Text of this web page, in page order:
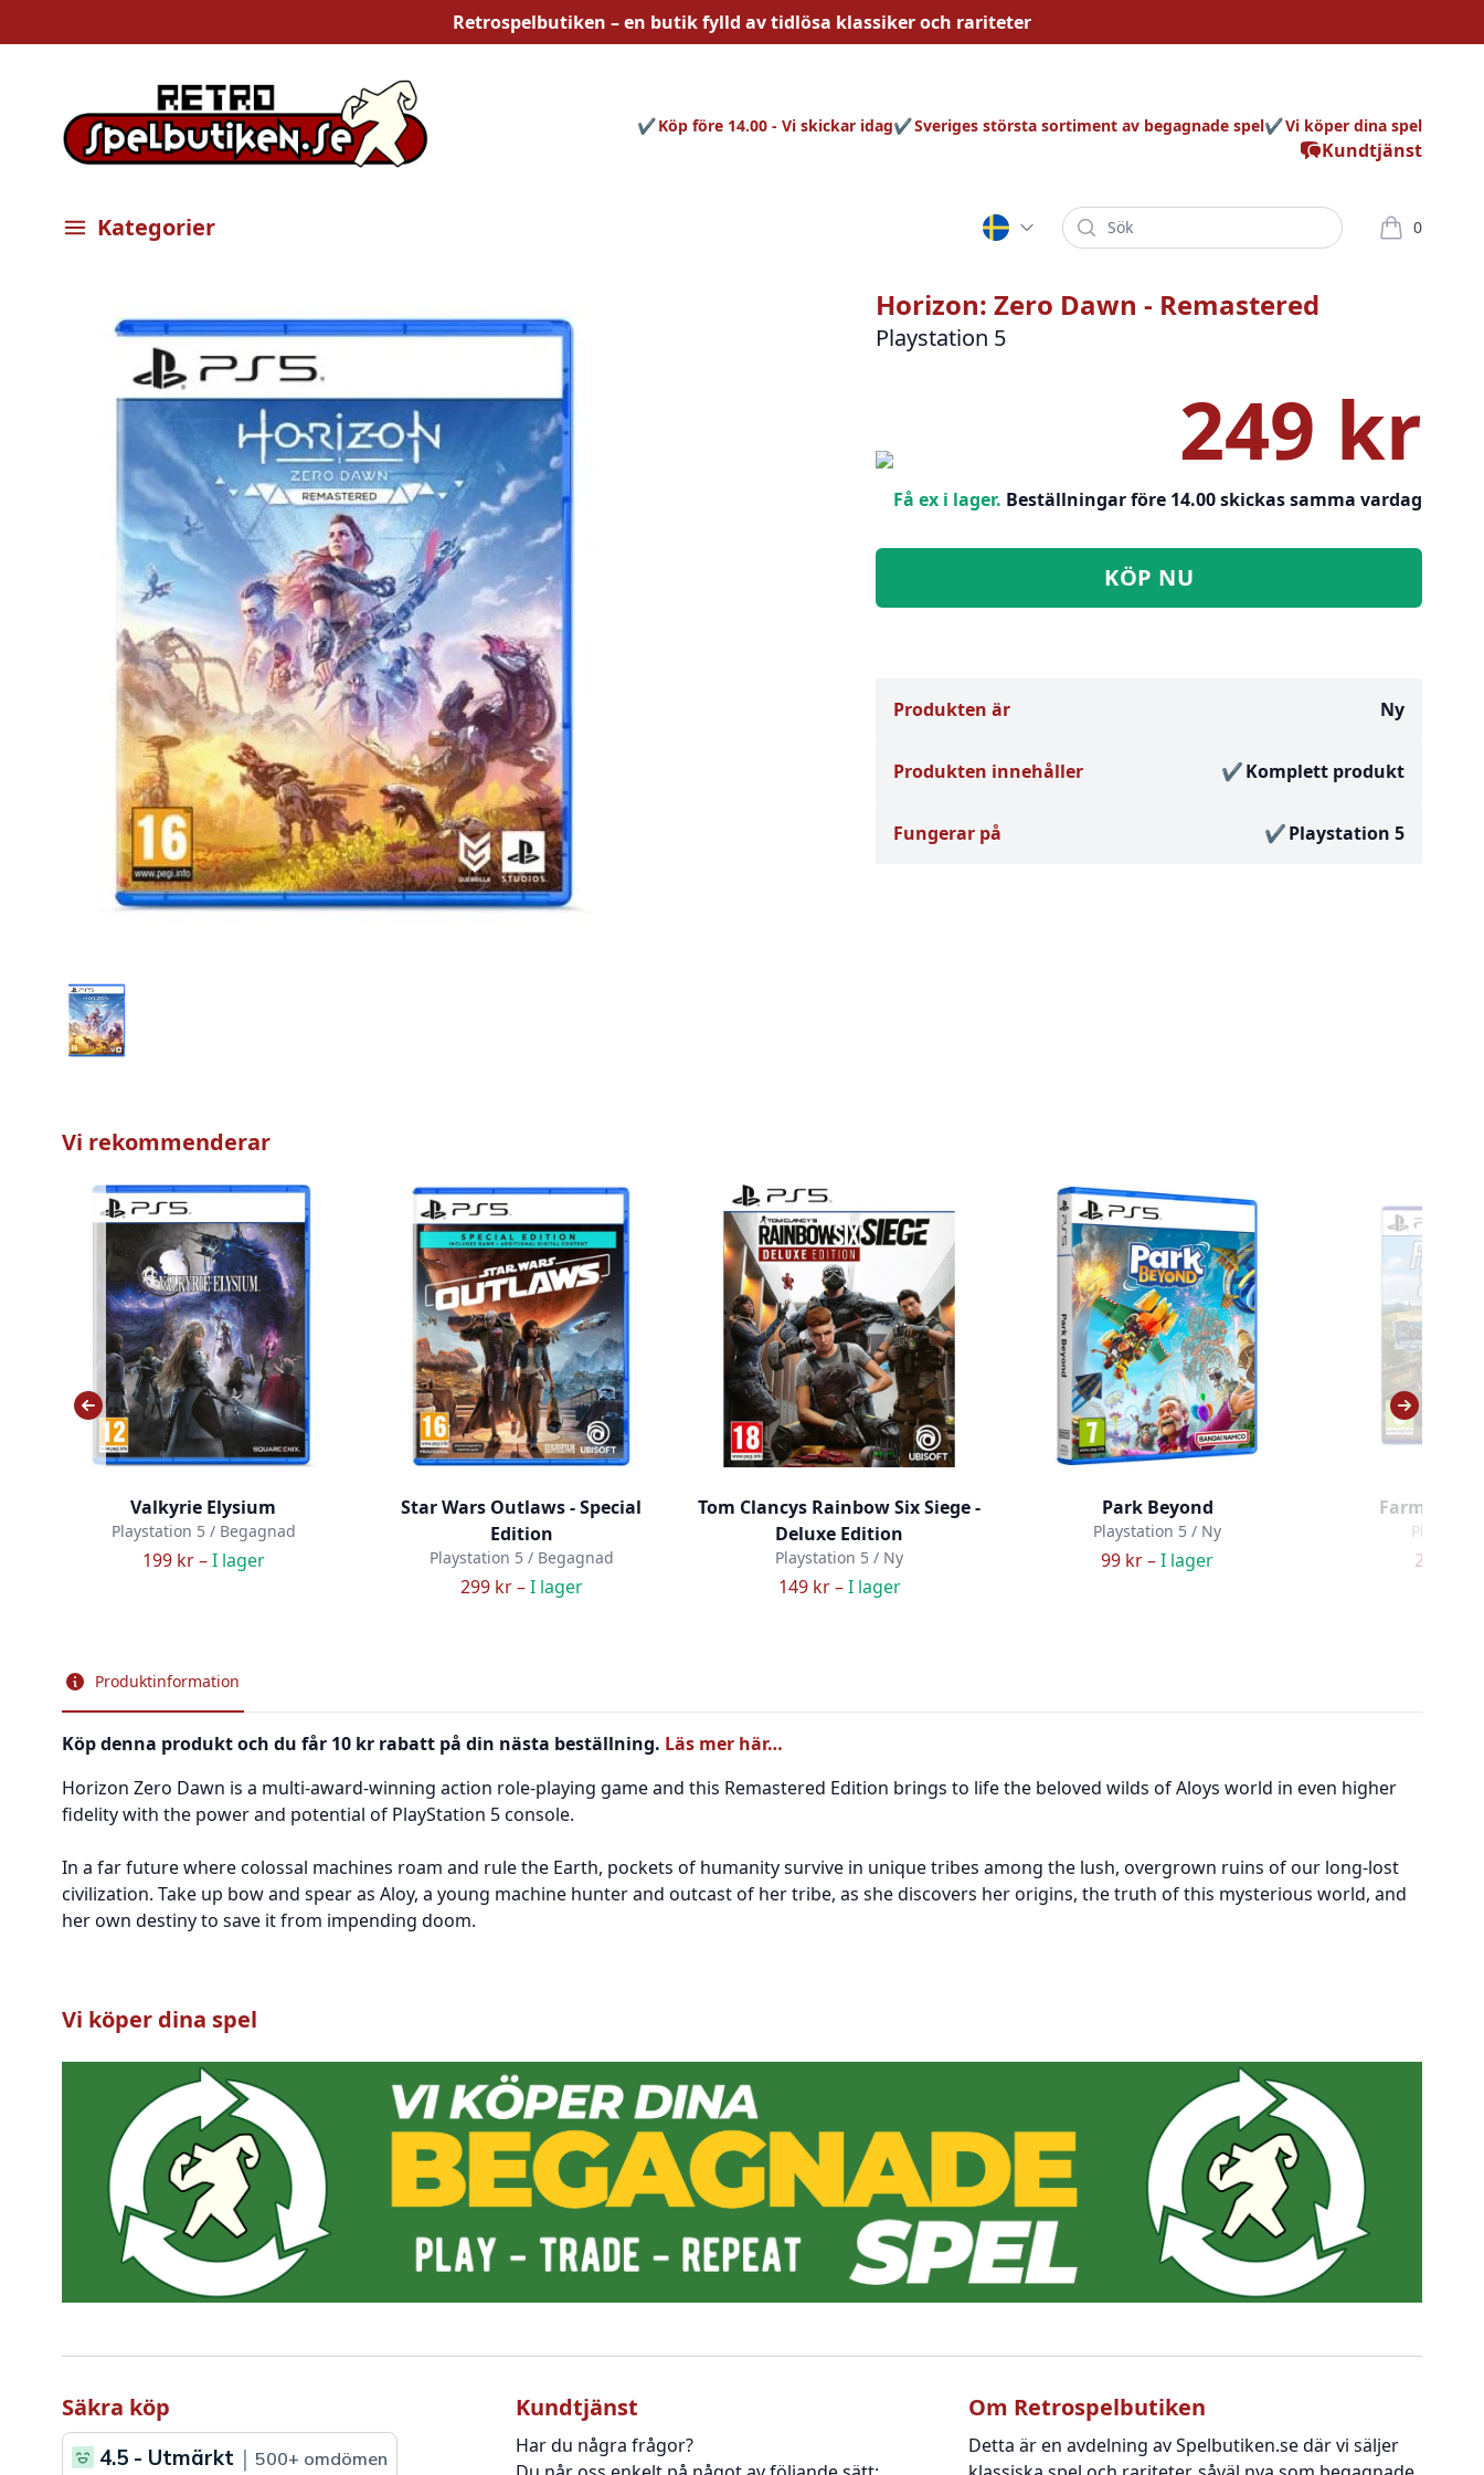
Retrospelbutiken – en butik fylld avtidlösa klassiker och rariteter
Kundtjänst
Köp före 14.00 - Vi skickar idag Sveriges största sortiment av begagnade spel Vi köper dina spel
Öppna meny
Kategorier Sök 0
varor i
Horizon: Zero Dawn - Remastered
Playstation 5
249 kr
Få ex i lager. Beställningar före 14.00 skickas samma vardag
KÖP NU
Produkten är Ny
Produkten innehåller Komplett produkt
Fungerar på Playstation 5
Vi rekommenderar
Valkyrie Elysium
Playstation 5 / Begagnad
199 kr –I lager
Star Wars Outlaws - Special
Edition
Playstation 5 / Begagnad
299 kr –I lager
Tom Clancys Rainbow Six Siege -
Deluxe Edition
Playstation 5 / Ny
149 kr –I lager
Park Beyond
Playstation 5 / Ny
99 kr –I lager
Farming
219 kr –
Produktinformation
Köp denna produkt och du får 10 kr rabatt på din nästa beställning. Läs mer här…
Horizon Zero Dawn is a multi-award-winning action role-playing game and this Remastered Edition brings to life the beloved wilds of Aloys world in even higher
fidelity with the power and potential of PlayStation 5 console.
In a far future where colossal machines roam and rule the Earth, pockets of humanity survive in unique tribes among the lush, overgrown ruins of our long-lost
civilization. Take up bow and spear as Aloy, a young machine hunter and outcast of her tribe, as she discovers her origins, the truth of this mysterious world, and
her own destiny to save it from impending doom.
Vi köper dina spel
Säkra köp Kundtjänst
Har du några frågor?
Om Retrospelbutiken
Detta är en avdelning av Spelbutiken.se där vi säljer